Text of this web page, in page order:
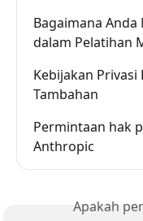
Bagaimana
dalam Pelatihan
Kebijakan
Tambahan
Permintaan hak
Anthropic
Apakah